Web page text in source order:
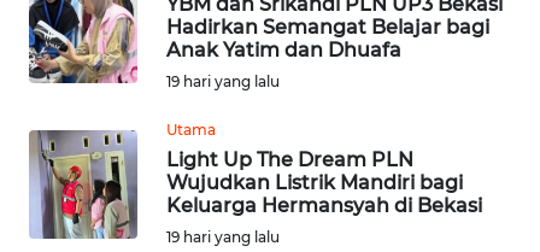
Hadirkan Semangat Belajar bagi
Anak Yatim dan Dhuafa
19 hari yang lalu
Utama
Light Up The Dream PLN
Wujudkan Listrik Mandiri bagi
Keluarga Hermansyah di Bekasi
19 hari yang lalu
WN
BORNEO
Group
WAHANA
NEWS